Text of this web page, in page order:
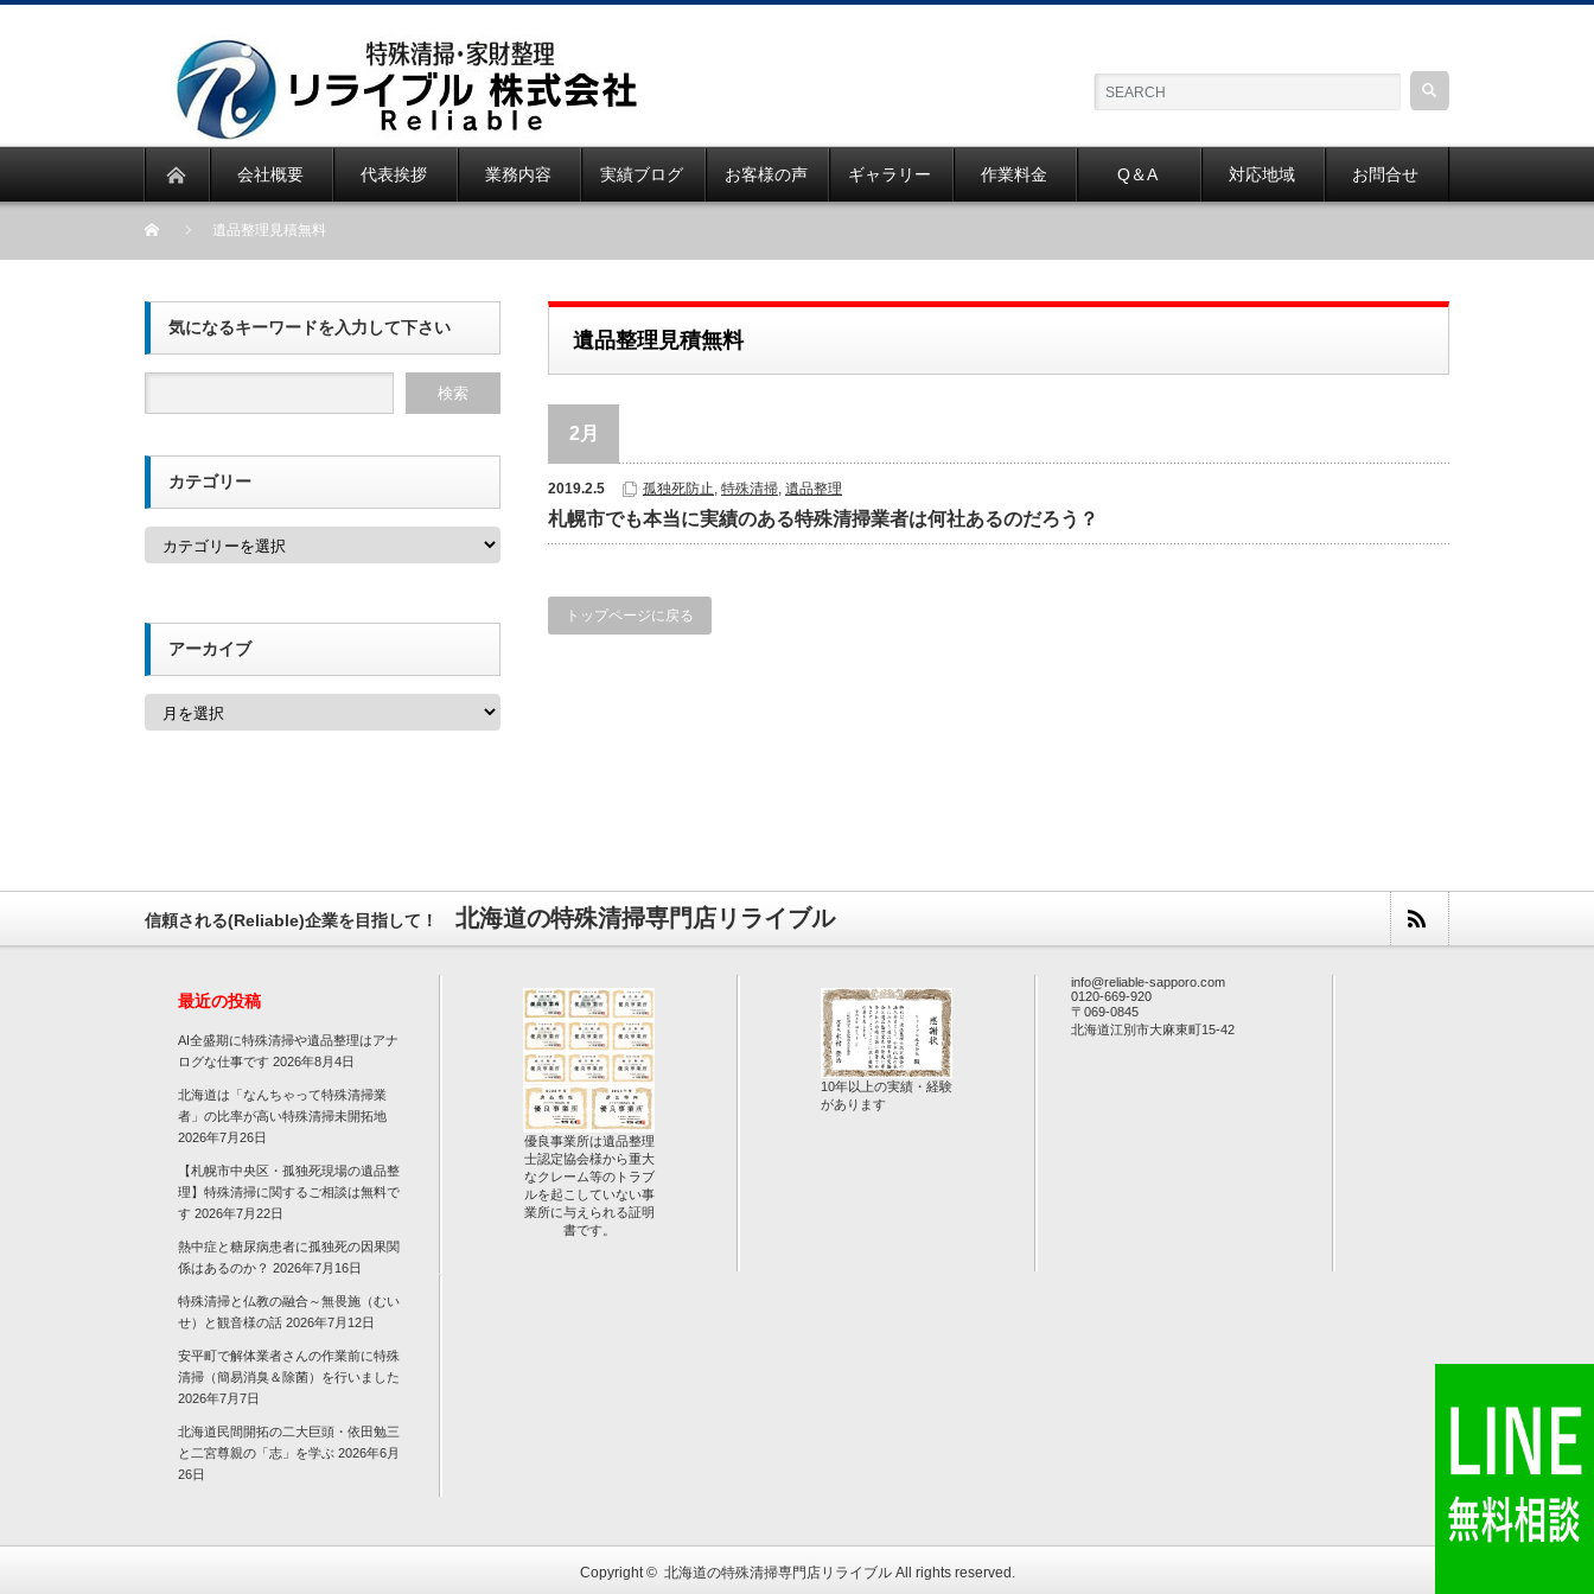
会社概要 代表挨拶 業務内容 実績ブログ お客様の声 ギャラリー 作業料金 Q＆A 対応地域 お問合せ
遺品整理見積無料
遺品整理見積無料
2月
2019.2.5 孤独死防止, 特殊清掃, 遺品整理
札幌市でも本当に実績のある特殊清掃業者は何社あるのだろう？
トップページに戻る
気になるキーワードを入力して下さい
カテゴリー
アーカイブ
信頼される(Reliable)企業を目指して！ 北海道の特殊清掃専門店リライブル
最近の投稿
AI全盛期に特殊清掃や遺品整理はアナ
ログな仕事です 2026年8月4日
北海道は「なんちゃって特殊清掃業
者」の比率が高い特殊清掃未開拓地
2026年7月26日
【札幌市中央区・孤独死現場の遺品整
理】特殊清掃に関するご相談は無料で
す 2026年7月22日
熱中症と糖尿病患者に孤独死の因果関
係はあるのか？ 2026年7月16日
特殊清掃と仏教の融合～無畏施（むい
せ）と観音様の話 2026年7月12日
安平町で解体業者さんの作業前に特殊
清掃（簡易消臭＆除菌）を行いました
2026年7月7日
北海道民間開拓の二大巨頭・依田勉三
と二宮尊親の「志」を学ぶ 2026年6月
26日
優良事業所は遺品整理
士認定協会様から重大
なクレーム等のトラブ
ルを起こしていない事
業所に与えられる証明
書です。
10年以上の実績・経験
があります
info@reliable-sapporo.com
0120-669-920
〒069-0845
北海道江別市大麻東町15-42
Copyright © 北海道の特殊清掃専門店リライブルAll rights reserved.